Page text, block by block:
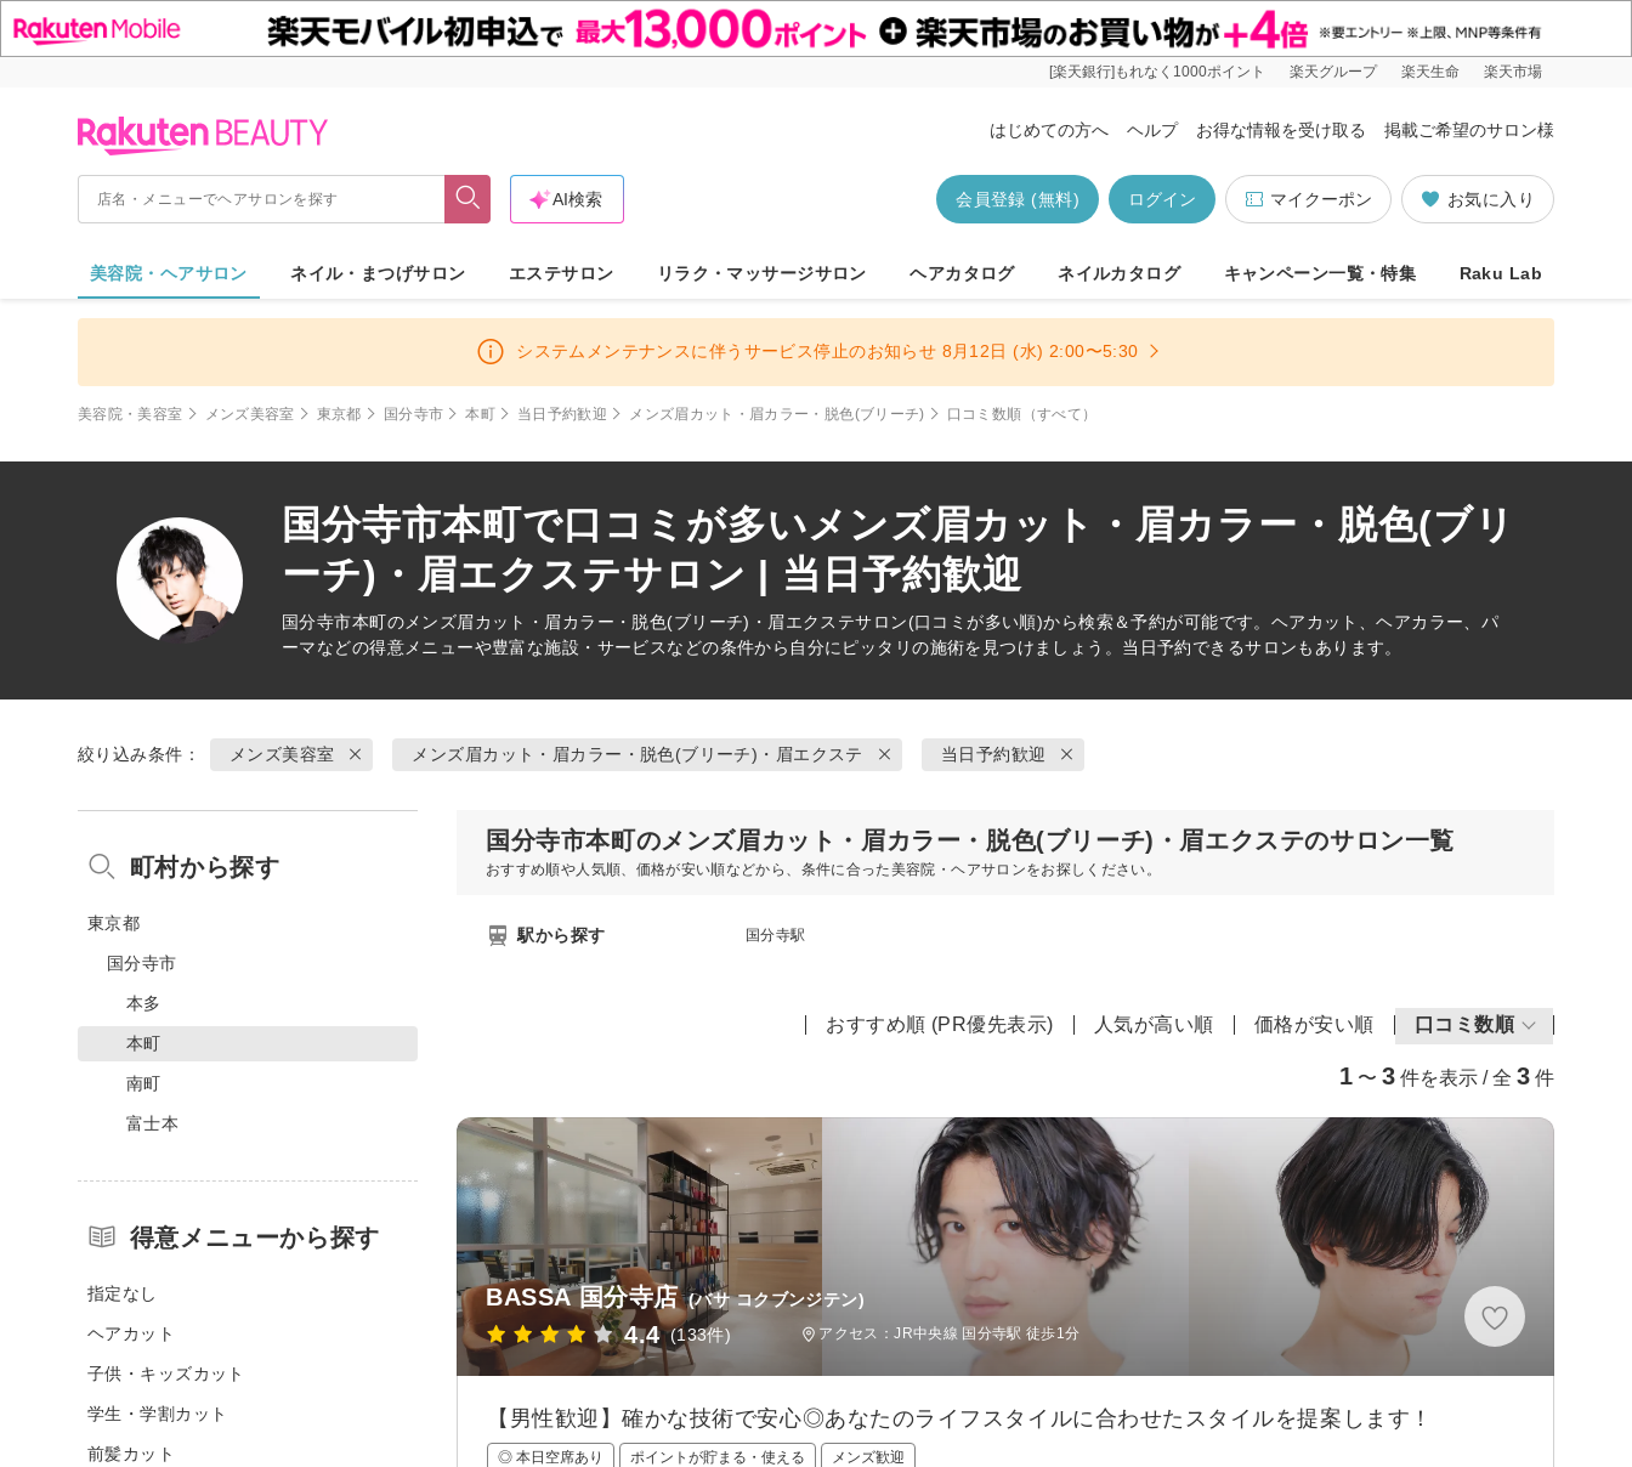
[楽天銀行]もれなく1000ポイント 楽天グループ 楽天生命 楽天市場
はじめての方へ ヘルプ お得な情報を受け取る 掲載ご希望のサロン様
お気に入り
マイクーポン
ログイン
会員登録 (無料)
AI検索
美容院・ヘアサロン ネイル・まつげサロン エステサロン リラク・マッサージサロン ヘアカタログ ネイルカタログ キャンペーン一覧・特集 Raku Lab
システムメンテナンスに伴うサービス停止のお知らせ 8月12日 (水) 2:00〜5:30
美容院・美容室 メンズ美容室 東京都 国分寺市 本町 当日予約歓迎 メンズ眉カット・眉カラー・脱色(ブリーチ) 口コミ数順（すべて）
国分寺市本町で口コミが多いメンズ眉カット・眉カラー・脱色(ブリ
ーチ)・眉エクステサロン | 当日予約歓迎
国分寺市本町のメンズ眉カット・眉カラー・脱色(ブリーチ)・眉エクステサロン(口コミが多い順)から検索＆予約が可能です。ヘアカット、ヘアカラー、パ
ーマなどの得意メニューや豊富な施設・サービスなどの条件から自分にピッタリの施術を見つけましょう。当日予約できるサロンもあります。
絞り込み条件： メンズ美容室 メンズ眉カット・眉カラー・脱色(ブリーチ)・眉エクステ 当日予約歓迎
国分寺市本町のメンズ眉カット・眉カラー・脱色(ブリーチ)・眉エクステのサロン一覧
おすすめ順や人気順、価格が安い順などから、条件に合った美容院・ヘアサロンをお探しください。
駅から探す 国分寺駅
おすすめ順 (PR優先表示) 人気が高い順 価格が安い順 口コミ数順
1 〜 3 件を表示 / 全 3 件
BASSA 国分寺店 (バサ コクブンジテン)
4.4 (133件) アクセス：JR中央線 国分寺駅 徒歩1分
【男性歓迎】確かな技術で安心◎あなたのライフスタイルに合わせたスタイルを提案します！
◎ 本日空席あり ポイントが貯まる・使える メンズ歓迎
町村から探す
東京都
国分寺市
本多
本町
南町
富士本
得意メニューから探す
指定なし
ヘアカット
子供・キッズカット
学生・学割カット
前髪カット